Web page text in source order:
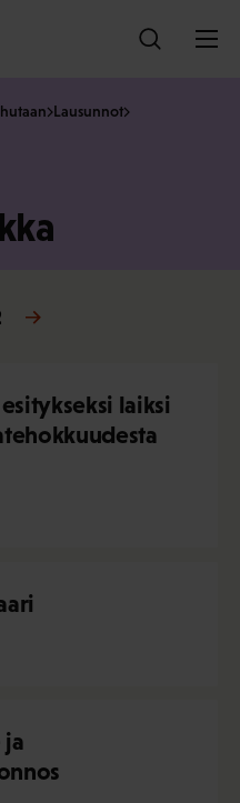
Lausunnot
»
laiksi
ja